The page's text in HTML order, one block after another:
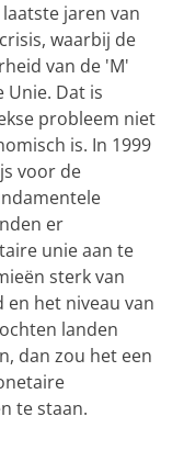
jaren van
waarbij de
van de 'M'
Unie. Dat is
probleem niet
is. In 1999
voor de
er
unie aan te
sterk van
en het niveau van
landen
dan zou het een
te staan.